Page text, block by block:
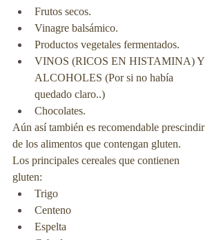
Frutos secos.
Vinagre balsámico.
Productos vegetales fermentados.
VINOS (RICOS EN HISTAMINA) Y
ALCOHOLES (Por si no había
quedado claro..)
Chocolates.
Aún así también es recomendable prescindir
de los alimentos que contengan gluten.
Los principales cereales que contienen
gluten:
Trigo
Centeno
Espelta